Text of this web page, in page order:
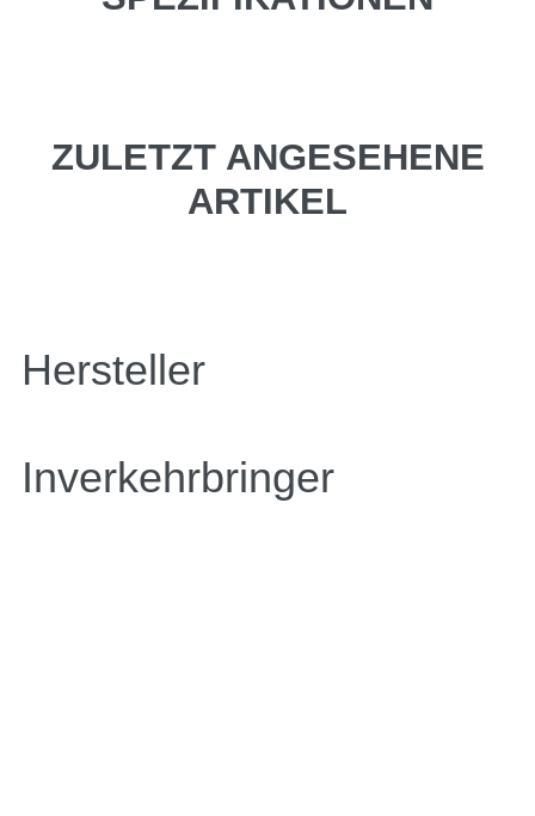
ZULETZT ANGESEHENE
ARTIKEL
Hersteller
Inverkehrbringer